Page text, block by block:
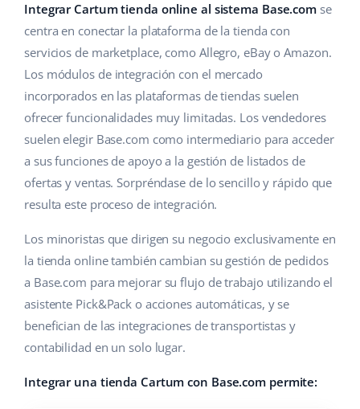
Gestión de envíos
Automatizaciones
Base Connect
IA para e-commerce
Hogar y jardinería
Productos infantiles
Piezas de automóviles
Supermercado
Salud y belleza
Ayuda
Base Academy
Servicios
Implementación de sistemas
Auditoría de cuentas
Otros
Calculadora de beneficios
Cooperación y socios
Contáctanos
english (US)
english (GB)
english (IN)
čeština
deutsch
Ελληνικά
español (AR)
Français
Italiano
polski
Integrar Cartum tienda online al sistema Base.com se
centra en conectar la plataforma de la tienda con
servicios de marketplace, como Allegro, eBay o Amazon.
Los módulos de integración con el mercado
incorporados en las plataformas de tiendas suelen
ofrecer funcionalidades muy limitadas. Los vendedores
suelen elegir Base.com como intermediario para acceder
a sus funciones de apoyo a la gestión de listados de
ofertas y ventas. Sorpréndase de lo sencillo y rápido que
resulta este proceso de integración.
Los minoristas que dirigen su negocio exclusivamente en
la tienda online también cambian su gestión de pedidos
a Base.com para mejorar su flujo de trabajo utilizando el
asistente Pick&Pack o acciones automáticas, y se
benefician de las integraciones de transportistas y
contabilidad en un solo lugar.
Integrar una tienda Cartum con Base.com permite: